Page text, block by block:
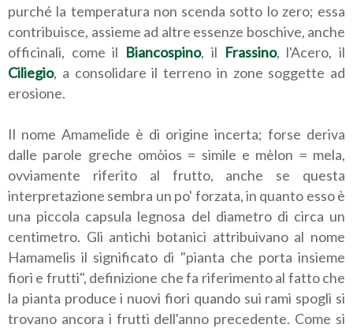
purché la temperatura non scenda sotto lo zero; essa
contribuisce, assieme ad altre essenze boschive, anche
officinali, come il Biancospino, il Frassino, l'Acero, il
Ciliegio, a consolidare il terreno in zone soggette ad
erosione.
Il nome Amamelide è di origine incerta; forse deriva
dalle parole greche omòios = simile e mèlon = mela,
ovviamente riferito al frutto, anche se questa
interpretazione sembra un po' forzata, in quanto esso è
una piccola capsula legnosa del diametro di circa un
centimetro. Gli antichi botanici attribuivano al nome
Hamamelis il significato di "pianta che porta insieme
fiori e frutti", definizione che fa riferimento al fatto che
la pianta produce i nuovi fiori quando sui rami spogli si
trovano ancora i frutti dell'anno precedente. Come si